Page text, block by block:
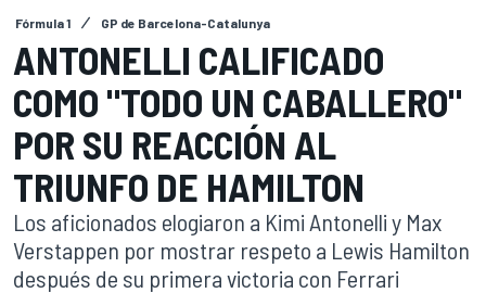
Fórmula 1 GP de Barcelona-Catalunya
ANTONELLI CALIFICADO
COMO "TODO UN CABALLERO"
POR SU REACCIÓN AL
TRIUNFO DE HAMILTON
Los aficionados elogiaron a Kimi Antonelli y Max
Verstappen por mostrar respeto a Lewis Hamilton
después de su primera victoria con Ferrari